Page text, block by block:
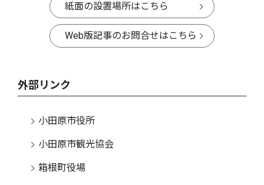
紙面の設置場所はこちら
Web版記事のお問合せはこちら
外部リンク
小田原市役所
小田原市観光協会
箱根町役場